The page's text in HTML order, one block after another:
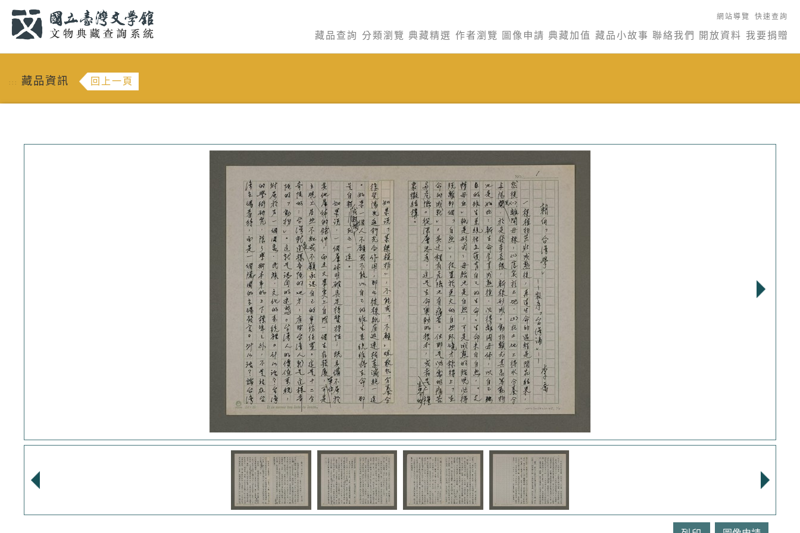
網站導覽 快速查詢
藏品查詢 分類瀏覽 典藏精選 作者瀏覽 圖像申請 典藏加值 藏品小故事 聯絡我們 開放資料 我要捐贈
::: 藏品資訊 回上一頁